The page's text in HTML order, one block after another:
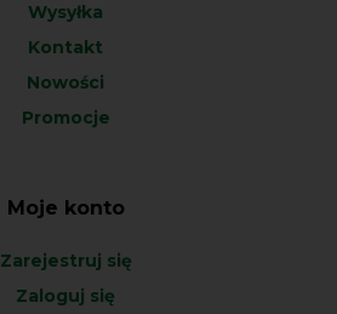
Wysyłka
Kontakt
Nowości
Promocje
Moje konto
Zarejestruj się
Zaloguj się